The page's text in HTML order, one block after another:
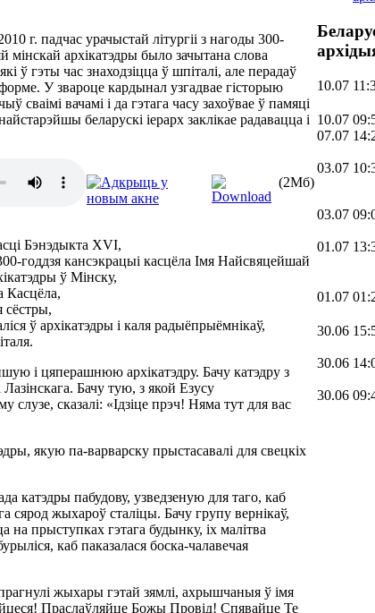
г. падчас урачыстай літургіі з нагоды 300-
мінскай архікатэдры было зачытана слова
ў гэты час знаходзіцца ў шпіталі, але перадаў
У звароце кардынал узгадвае гісторыю
сваімі вачамі і да гэтага часу захоўвае ў памяці
беларускі іерарх заклікае радавацца і
(2Мб)
Бэнэдыкта XVI,
годдзя кансэкрацыі касцёла Імя Найсвяцейшай
ў Мінску,
Касцёла,
сёстры,
ў архікатэдры і каля радыёпрыёмнікаў,
і цяперашнюю архікатэдру. Бачу катэдру з
Бачу тую, з якой Езусу
сказалі: «Ідзіце прэч! Няма тут для вас
якую па-варварску прыстасавалі для свецкіх
катэдры пабудову, узведзеную для таго, каб
сярод жыхароў сталіцы. Бачу групу вернікаў,
на прыступках гэтага будынку, іх малітва
каб паказалася боска-чалавечая
жыхары гэтай зямлі, ахрышчаныя ў імя
Праслаўляйце Божы Провід! Спявайце Te
10.07
10.07
07.07
03.07
03.07
01.07
01.07
30.06
30.06
30.06